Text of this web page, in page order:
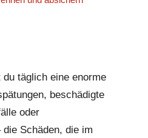
täglich eine enorme
beschädigte
oder
Schäden, die im